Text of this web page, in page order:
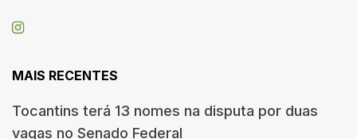
MAIS RECENTES
Tocantins terá 13 nomes na disputa por duas
vagas no Senado Federal